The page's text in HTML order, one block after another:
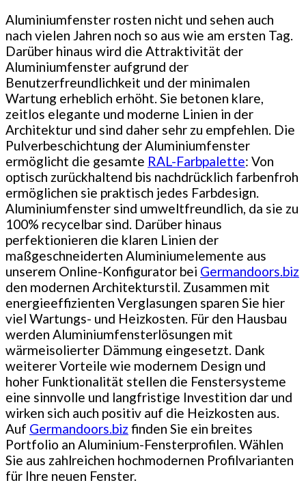
Aluminiumfenster rosten nicht und sehen auch
nach vielen Jahren noch so aus wie am ersten Tag.
Darüber hinaus wird die Attraktivität der
Aluminiumfenster aufgrund der
Benutzerfreundlichkeit und der minimalen
Wartung erheblich erhöht. Sie betonen klare,
zeitlos elegante und moderne Linien in der
Architektur und sind daher sehr zu empfehlen. Die
Pulverbeschichtung der Aluminiumfenster
ermöglicht die gesamte RAL-Farbpalette: Von
optisch zurückhaltend bis nachdrücklich farbenfroh
ermöglichen sie praktisch jedes Farbdesign.
Aluminiumfenster sind umweltfreundlich, da sie zu
100% recycelbar sind. Darüber hinaus
perfektionieren die klaren Linien der
maßgeschneiderten Aluminiumelemente aus
unserem Online-Konfigurator bei Germandoors.biz
den modernen Architekturstil. Zusammen mit
energieeffizienten Verglasungen sparen Sie hier
viel Wartungs- und Heizkosten. Für den Hausbau
werden Aluminiumfensterlösungen mit
wärmeisolierter Dämmung eingesetzt. Dank
weiterer Vorteile wie modernem Design und
hoher Funktionalität stellen die Fenstersysteme
eine sinnvolle und langfristige Investition dar und
wirken sich auch positiv auf die Heizkosten aus.
Auf Germandoors.biz finden Sie ein breites
Portfolio an Aluminium-Fensterprofilen. Wählen
Sie aus zahlreichen hochmodernen Profilvarianten
für Ihre neuen Fenster.